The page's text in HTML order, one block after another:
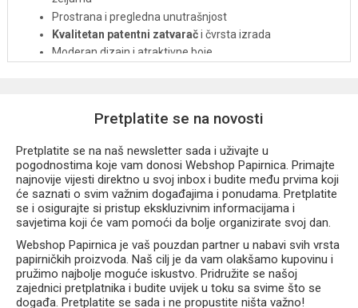
Prostrana i pregledna unutrašnjost
Kvalitetan patentni zatvarači čvrsta izrada
Moderan dizajn i atraktivne boje
svakoj školskoj torbi – praktična, izdržljiva i spremna za sve
Pretplatite se na novosti
Pretplatite se na naš newsletter sada i uživajte u
pogodnostima koje vam donosi Webshop Papirnica. Primajte
najnovije vijesti direktno u svoj inbox i budite među prvima koji
će saznati o svim važnim događajima i ponudama. Pretplatite
se i osigurajte si pristup ekskluzivnim informacijama i
savjetima koji će vam pomoći da bolje organizirate svoj dan.
Webshop Papirnica je vaš pouzdan partner u nabavi svih vrsta
papirničkih proizvoda. Naš cilj je da vam olakšamo kupovinu i
pružimo najbolje moguće iskustvo. Pridružite se našoj
zajednici pretplatnika i budite uvijek u toku sa svime što se
događa. Pretplatite se sada i ne propustite ništa važno!